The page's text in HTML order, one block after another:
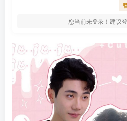
您当前未登录！建议